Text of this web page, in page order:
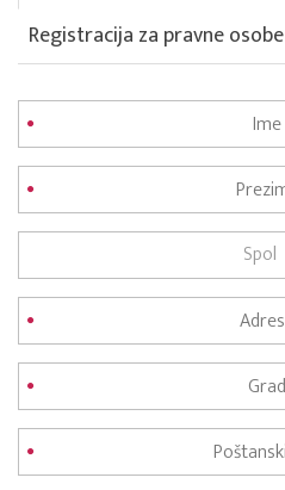
Registracija za pravne osobe
Spol